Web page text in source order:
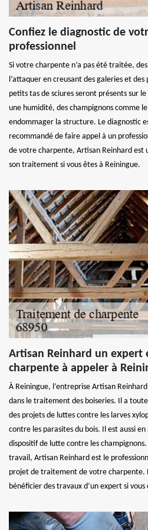
Confiez le diagnostic de
professionnel
Si votre charpente n’a pas été traitée,
l’attaquer en creusant des galeries et
petits tas de sciures seront présents sur
une humidité, des champignons comme
endommager la structure. Le diagnostic
recommandé de faire appel à un
de votre charpente, Artisan Reinhard est
son traitement si vous êtes à Reiningue.
Artisan Reinhard un expert
charpente à appeler à
À Reiningue, l’entreprise Artisan
dans le traitement des boiseries. Il a
des projets de luttes contre les larves
contre les parasites du bois. Il est aussi
dispositif de lutte contre les
travail, Artisan Reinhard est le
projet de traitement de votre charpente.
bénéficier des travaux d’un expert si vous